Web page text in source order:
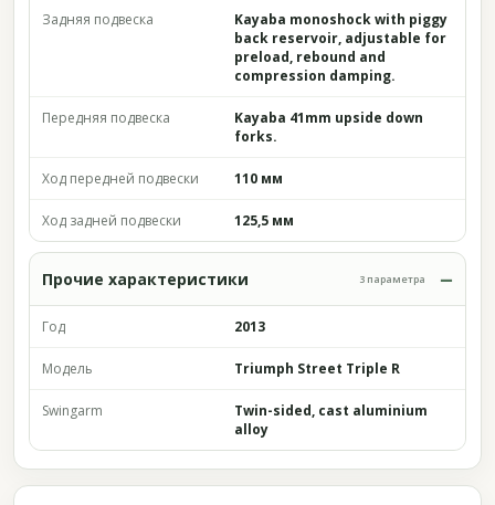
Задняя подвеска
Kayaba monoshock with piggy
back reservoir, adjustable for
preload, rebound and
compression damping.
Передняя подвеска
Kayaba 41mm upside down
forks.
Ход передней подвески 110 мм
Ход задней подвески 125,5 мм
Прочие характеристики 3 параметра
Год 2013
Модель Triumph Street Triple R
Swingarm
Twin-sided, cast aluminium
alloy